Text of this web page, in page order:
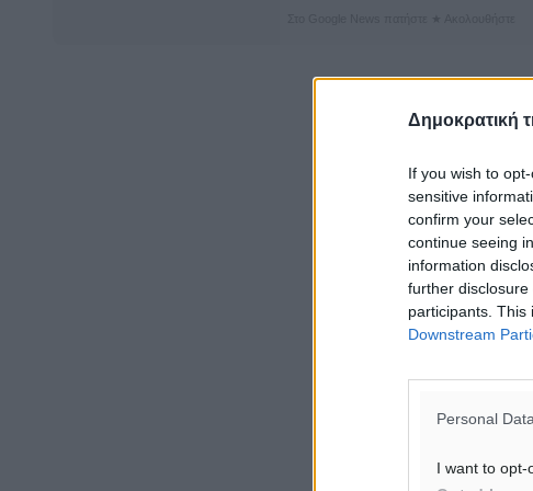
Δημοκρατική
If you wish to
sensitive
confirm your
continue seeing
information
further disclosure
participants. This
Downstream
Personal
I want to opt-